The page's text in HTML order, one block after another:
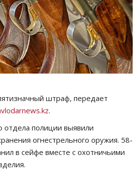
штраф, передает
.
полиции выявили
огнестрельного оружия. 58-
в сейфе вместе с охотничьими